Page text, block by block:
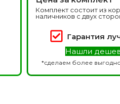
Белоруссия
ОКА
1640
Комплект состоит из
наличников с двух
Гарантия
Нашли
*сделаем более